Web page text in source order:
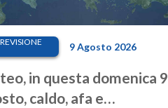
9 Agosto 2026
in questa domenica 9
caldo, afa e